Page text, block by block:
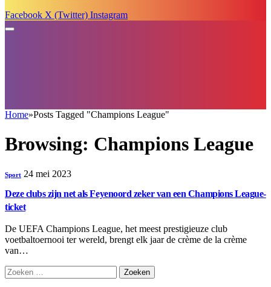
Facebook X (Twitter) Instagram
Home»Posts Tagged "Champions League"
Browsing: Champions League
Sport 24 mei 2023
Deze clubs zijn net als Feyenoord zeker van een Champions League-
ticket
De UEFA Champions League, het meest prestigieuze club
voetbaltoernooi ter wereld, brengt elk jaar de crème de la crème
van…
Zoeken
naar: